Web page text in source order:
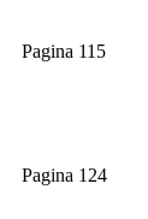
Pagina 115
Pagina 124